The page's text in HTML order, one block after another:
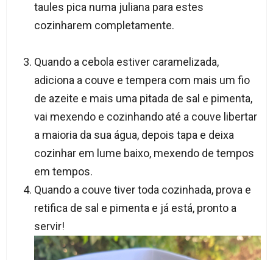
taules pica numa juliana para estes
cozinharem completamente.
Quando a cebola estiver caramelizada,
adiciona a couve e tempera com mais um fio
de azeite e mais uma pitada de sal e pimenta,
vai mexendo e cozinhando até a couve libertar
a maioria da sua água, depois tapa e deixa
cozinhar em lume baixo, mexendo de tempos
em tempos.
Quando a couve tiver toda cozinhada, prova e
retifica de sal e pimenta e já está, pronto a
servir!